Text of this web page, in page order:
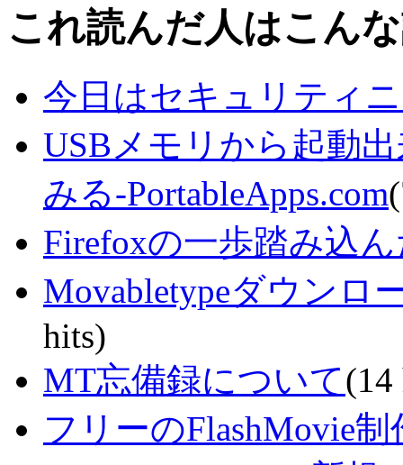
これ読んだ人はこん
今日はセキュリティ
USBメモリから起動
みる-PortableApps.com
Firefoxの一歩踏み込
Movabletypeダウンロ
hits)
MT忘備録について(14
フリーのFlashMovie